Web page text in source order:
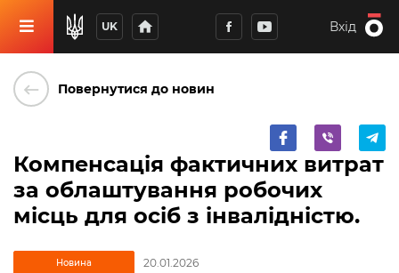
UK home Вхід
keyboard_backspace Повернутися до новин
Компенсація фактичних витрат
за облаштування робочих
місць для осіб з інвалідністю.
Новина 20.01.2026